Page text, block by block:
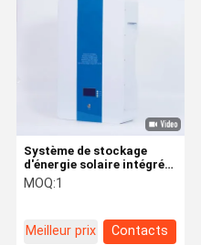
Système de stockage
d'énergie solaire intégré à
pile hybride
MOQ:1
Meilleur prix Contacts